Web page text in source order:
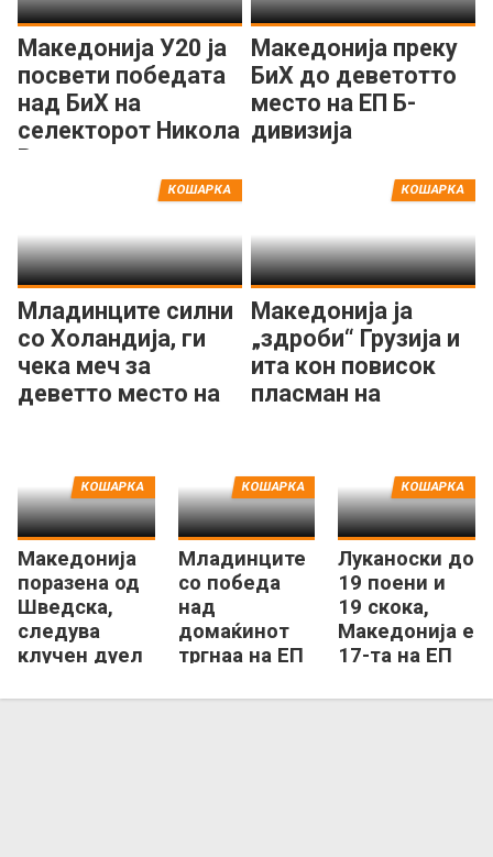
Македонија У20 ја
посвети победата
над БиХ на
селекторот Никола
Велев
Македонија преку
БиХ до деветотто
место на ЕП Б-
дивизија
Младинците силни
со Холандија, ги
чека меч за
деветто место на
КОШАРКА
Македонија ја
„здроби“ Грузија и
ита кон повисок
пласман на
КОШАРКА
Македонија
поразена од
Шведска,
следува
клучен дуел
Азербејџан
КОШАРКА
Младинците
со победа
над
домаќинот
тргнаа на ЕП
КОШАРКА
Луканоски до
19 поени и
19 скока,
Македонија е
17-та на ЕП
КОШАРКА